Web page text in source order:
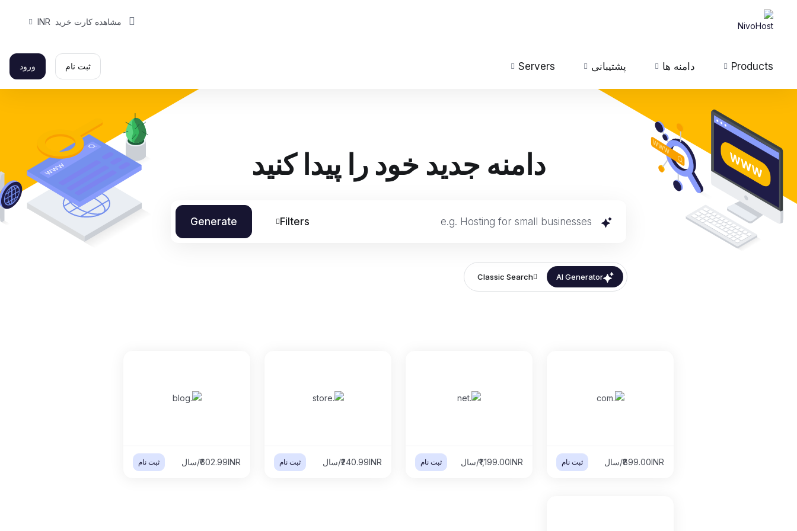
مشاهده کارت خرید INR
Products دامنه ها پشتیبانی Servers ثبت نام ورود
دامنه جدید خود را پیدا کنید
Filters
Generate
AI Generator
Classic Search
₹899.00INR/سال ثبت نام ₹1,199.00INR/سال ثبت نام ₹240.99INR/سال ثبت نام ₹602.99INR/سال ثبت نام